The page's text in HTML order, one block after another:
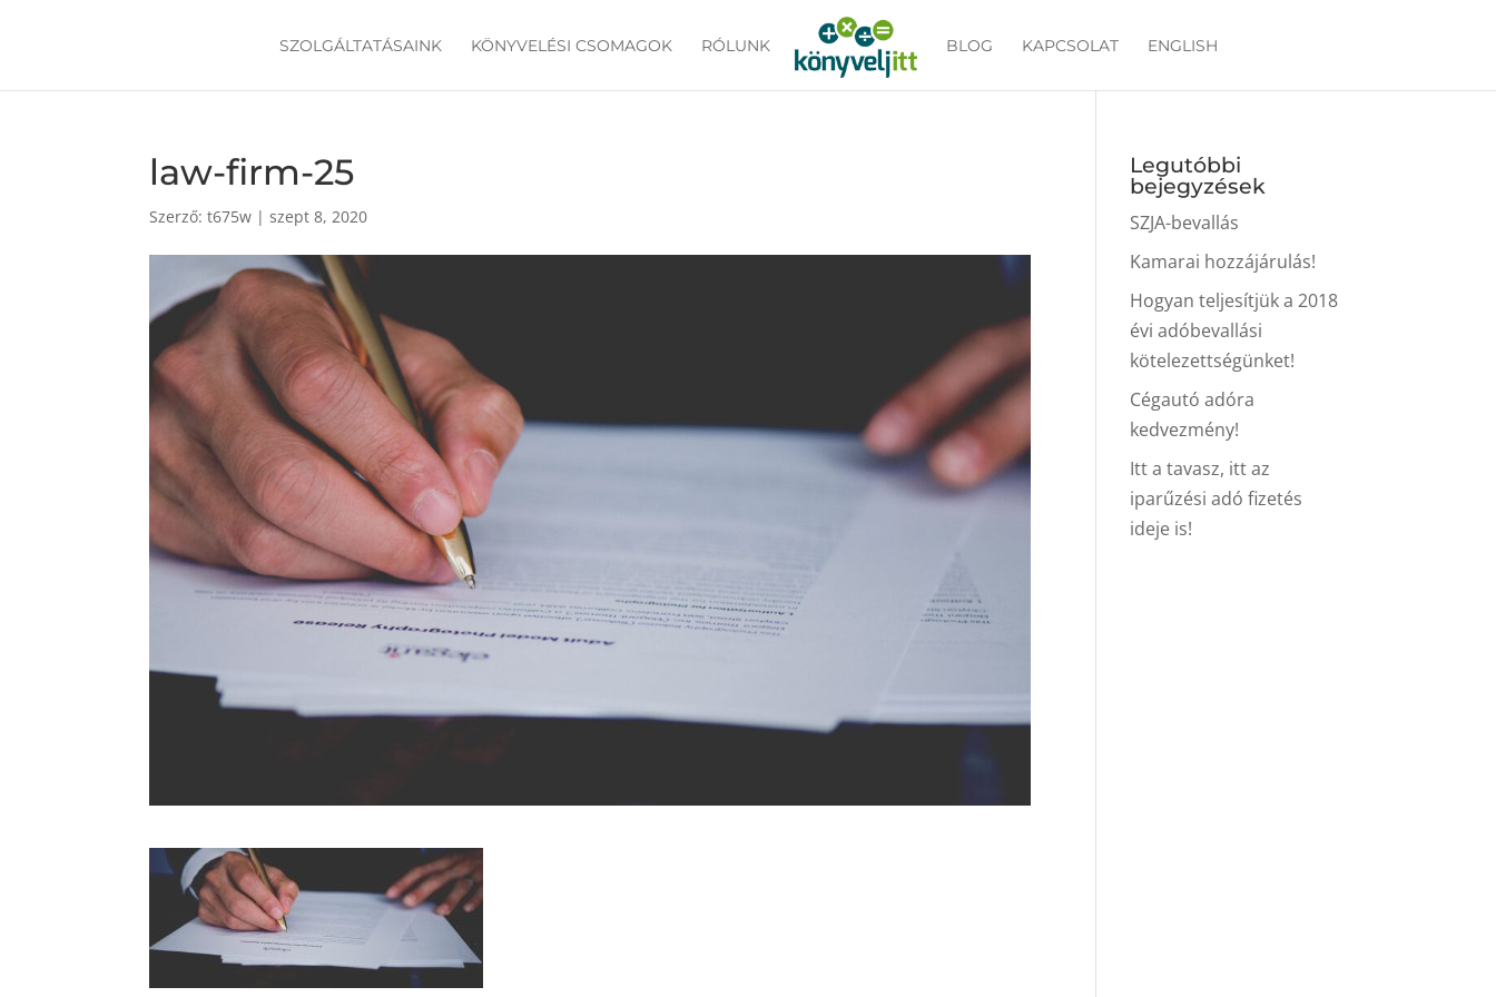
SZOLGÁLTATÁSAINK KÖNYVELÉSI CSOMAGOK RÓLUNK BLOG KAPCSOLAT ENGLISH
law-firm-25
Szerző:t675w |szept 8, 2020
Legutóbbi
bejegyzések
SZJA-bevallás
Kamarai hozzájárulás!
Hogyan teljesítjük a 2018
évi adóbevallási
kötelezettségünket!
Cégautó adóra
kedvezmény!
Itt a tavasz, itt az
iparűzési adó fizetés
ideje is!